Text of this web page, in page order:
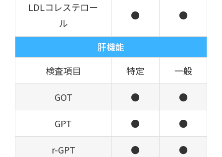
LDLコレステロー
ル
● ●
肝機能
検査項目
特定 一般
GOT ● ●
GPT ● ●
r-GPT ●
●